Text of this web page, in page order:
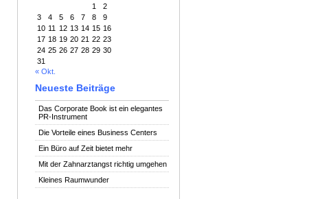
1
2
3
4 5 6 7 8
9
10 11 12 13 14 15 16
17 18 19 20 21 22 23
24 25 26 27 28 29 30
31
« Okt.
Neueste Beiträge
Das Corporate Book ist ein elegantes
PR-Instrument
Die Vorteile eines Business Centers
Ein Büro auf Zeit bietet mehr
Mit der Zahnarztangst richtig umgehen
Kleines Raumwunder